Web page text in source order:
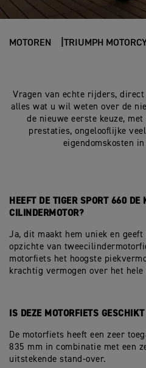
MOTOREN TRIUMPH
Vragen van echte rijders,
alles wat u wil weten over de
de nieuwe eerste keuze,
prestaties, ongelooflijke
eigendomskosten
HEEFT DE TIGER SPORT 660
CILINDERMOTOR?
Ja, dit maakt hem uniek en
opzichte van
motorfiets het hoogste
krachtig vermogen over het
IS DEZE MOTORFIETS
De motorfiets heeft een zeer
835 mm in combinatie met een
uitstekende stand-over.